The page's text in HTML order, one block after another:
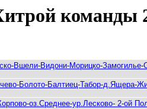
команды
Вшели-Видони-Морицко-
Болото-Балтиец-Табор-д.Ящера-
оз.Среднее-ур.Лесково- 2-ой